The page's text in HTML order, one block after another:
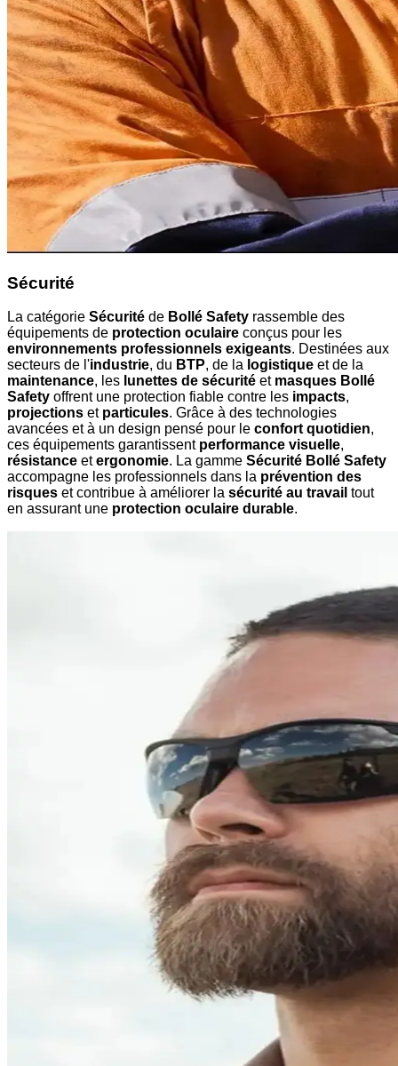
Sécurité
La catégorie Sécurité de Bollé Safety rassemble des
équipements de protection oculaire conçus pour les
environnements professionnels exigeants. Destinées aux
secteurs de l'industrie, du BTP, de la logistique et de la
maintenance, les lunettes de sécurité et masques Bollé
Safety offrent une protection fiable contre les impacts,
projections et particules. Grâce à des technologies
avancées et à un design pensé pour le confort quotidien,
ces équipements garantissent performance visuelle,
résistance etergonomie. La gamme Sécurité Bollé Safety
accompagne les professionnels dans la prévention des
risques et contribue à améliorer la sécurité au travail tout
en assurant une protection oculaire durable.